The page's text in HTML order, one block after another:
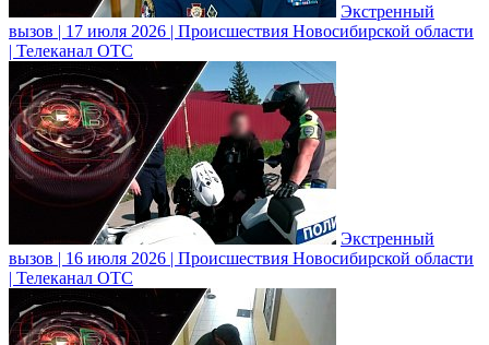
Экстренный
вызов | 17 июля 2026 | Происшествия Новосибирской области
| Телеканал ОТС
Экстренный
вызов | 16 июля 2026 | Происшествия Новосибирской области
| Телеканал ОТС